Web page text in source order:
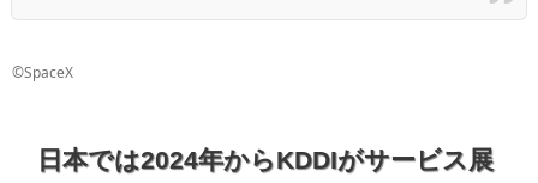
©SpaceX
日本では2024年からKDDIがサービス展